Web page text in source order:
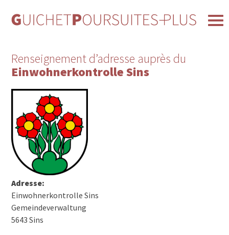
Renseignement d’adresse auprès du
Einwohnerkontrolle Sins
Adresse:
Einwohnerkontrolle Sins
Gemeindeverwaltung
5643 Sins